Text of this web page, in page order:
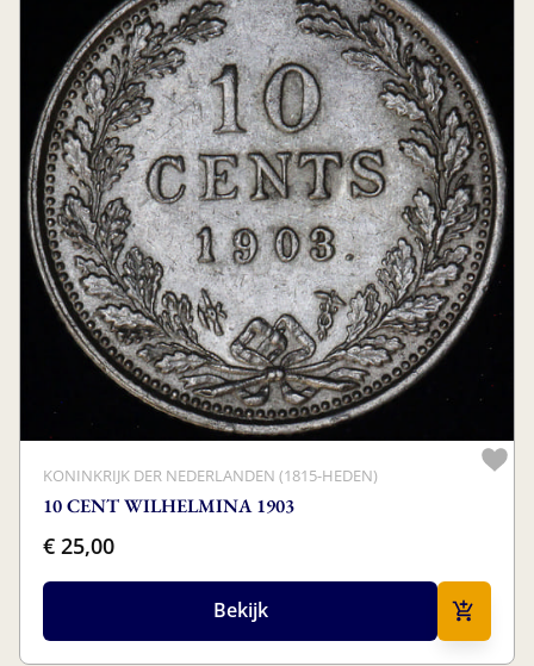
KONINKRIJK DER NEDERLANDEN (1815-HEDEN)
10 CENT WILHELMINA 1903
€ 25,00
Bekijk